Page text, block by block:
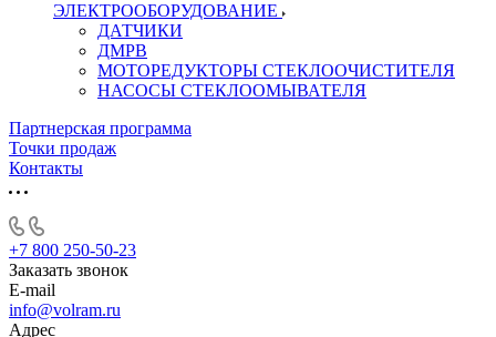
ЭЛЕКТРООБОРУДОВАНИЕ
ДАТЧИКИ
ДМРВ
МОТОРЕДУКТОРЫ СТЕКЛООЧИСТИТЕЛЯ
НАСОСЫ СТЕКЛООМЫВАТЕЛЯ
Партнерская программа
Точки продаж
Контакты
+7 800 250-50-23
Заказать звонок
E-mail
info@volram.ru
Адрес